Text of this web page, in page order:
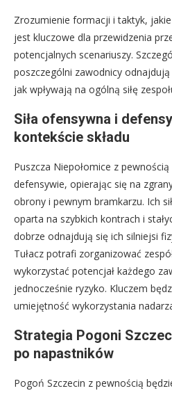
Zrozumienie formacji i taktyk,
jest kluczowe dla przewidzenia
potencjalnych scenariuszy.
poszczególni zawodnicy
jak wpływają na ogólną siłę
Siła ofensywna i
kontekście składu
Puszcza Niepołomice z
defensywie, opierając się na
obrony i pewnym bramkarzu. Ich
oparta na szybkich kontrach i
dobrze odnajdują się ich silniejsi
Tułacz potrafi zorganizować
wykorzystać potencjał każdego
jednocześnie ryzyko. Kluczem
umiejętność wykorzystania
Strategia Pogoni
po napastników
Pogoń Szczecin z pewnością